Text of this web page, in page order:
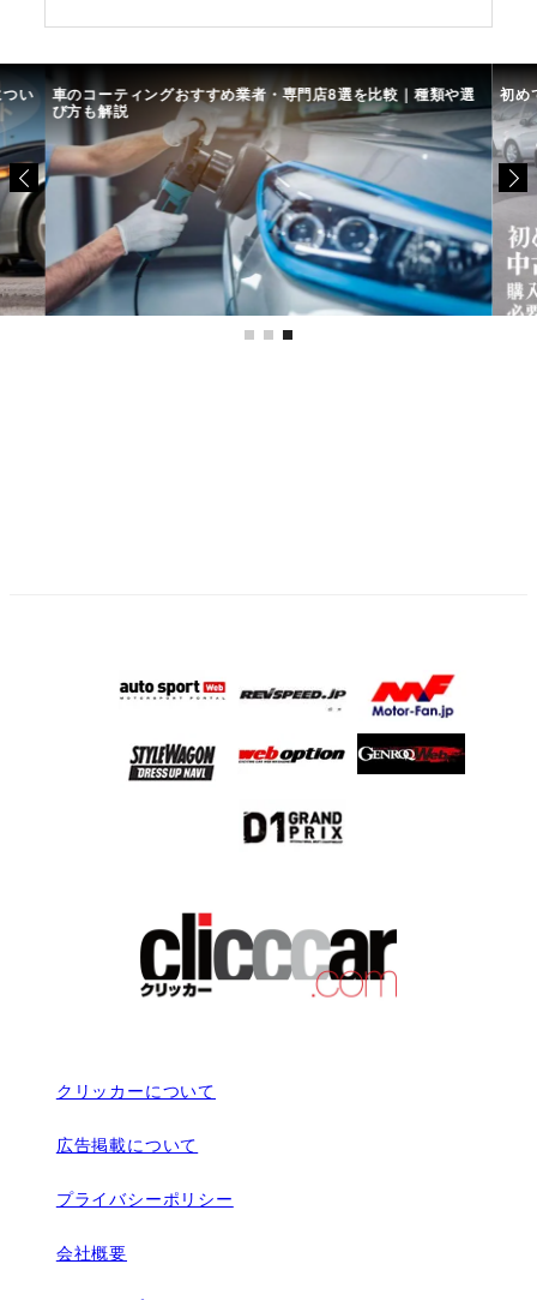
い 車のコーティングおすすめ業者・専門店8選を比較｜種類や選
び方も解説
初め
クリッカーについて
広告掲載について
プライバシーポリシー
会社概要